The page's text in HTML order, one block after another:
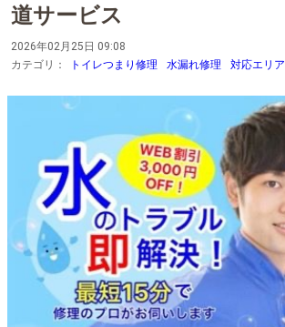
道サービス
2026年02月25日 09:08
カテゴリ：
トイレつまり修理 水漏れ修理 対応エリア